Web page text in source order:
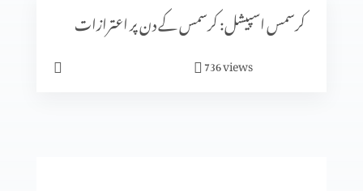
کرسمس اسپیشل: سنتِ ابراہیمی (حصہ 2)
کرسمس اسپیشل: کرسمس کے دن پر اعترازات
736views